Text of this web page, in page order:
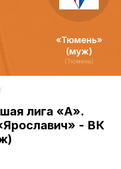
«Тюмень»
(муж)
(Тюмень)
лига «А».
- ВК